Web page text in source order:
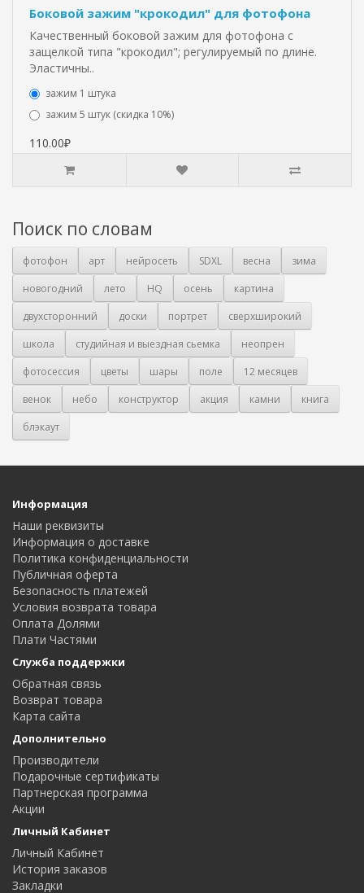
Боковой зажим "крокодил" для фотофона
Качественный боковой зажим для фотофона с
защелкой типа "крокодил"; регулируемый по длине.
Эластичны..
зажим 1 штука
зажим 5 штук (скидка 10%)
110.00₽
Поиск по словам
фотофон арт нейросеть SDXL весна
зима
новогодний
лето HQ осень
картина
двухсторонний
доски портрет
сверхширокий
школа
студийная и выездная сьемка
неопрен
фотосессия
цветы шары поле
12 месяцев
венок
небо конструктор акция камни
книга
блэкаут
Информация
Наши реквизиты
Информация о доставке
Политика конфиденциальности
Публичная оферта
Безопасность платежей
Условия возврата товара
Оплата Долями
Плати Частями
Служба поддержки
Обратная связь
Возврат товара
Карта сайта
Дополнительно
Производители
Подарочные сертификаты
Партнерская программа
Акции
Личный Кабинет
Личный Кабинет
История заказов
Закладки